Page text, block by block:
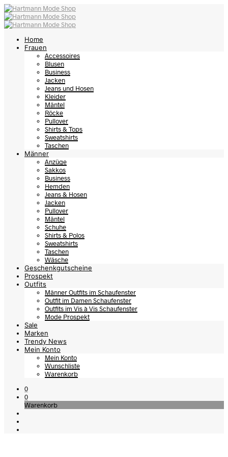
Home
Frauen
Accessoires
Blusen
Business
Jacken
Jeans und Hosen
Kleider
Mäntel
Röcke
Pullover
Shirts & Tops
Sweatshirts
Taschen
Männer
Anzüge
Sakkos
Business
Hemden
Jeans & Hosen
Jacken
Pullover
Mäntel
Schuhe
Shirts & Polos
Sweatshirts
Taschen
Wäsche
Geschenkgutscheine
Prospekt
Outfits
Männer Outfits im Schaufenster
Outfit im Damen Schaufenster
Outfits im Vis à Vis Schaufenster
Mode Prospekt
Sale
Marken
Trendy News
Mein Konto
Mein Konto
Wunschliste
Warenkorb
0
0
Warenkorb